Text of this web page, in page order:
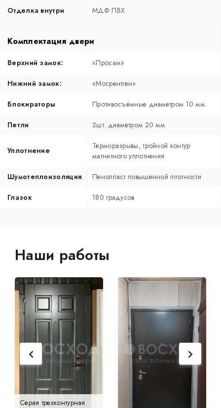
Отделка внутри МДФ ПВХ
Комплектация двери
Верхний замок: «Просам»
Нижний замок: «Мосрентген»
Блокираторы Противосъёмные диаметром 10 мм.
Петли 2шт. диаметром 20 мм.
Уплотнение
Терморазрывы, тройной контур
магнитного уплотнения
Шумотеплоизоляция Пенопласт повышенной плотности
Глазок 180 градусов
Наши работы
Серая трехконтурная